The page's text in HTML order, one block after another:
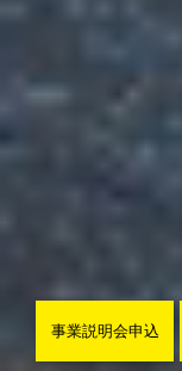
事業説明会申込